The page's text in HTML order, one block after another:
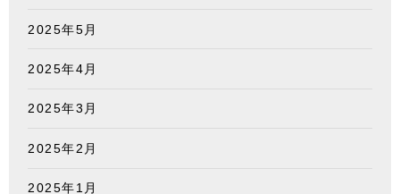
2025年5月
2025年4月
2025年3月
2025年2月
2025年1月